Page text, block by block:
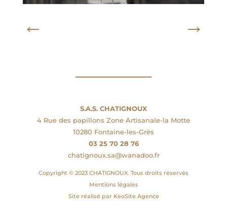
← →
S.A.S. CHATIGNOUX
4 Rue des papillons Zone Artisanale-la Motte
10280 Fontaine-les-Grès
03 25 70 28 76
chatignoux.sa@wanadoo.fr
Copyright © 2023 CHATIGNOUX. Tous droits réservés
Mentions légales
Site réalisé par KeoSite Agence